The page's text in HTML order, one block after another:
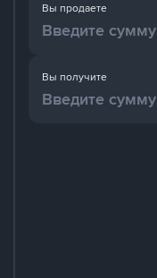
Вы получите
Вы продаете